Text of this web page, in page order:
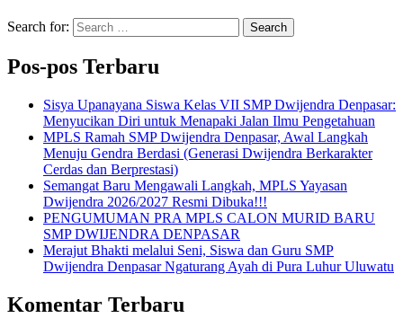
Search for: Search
Pos-pos Terbaru
Sisya Upanayana Siswa Kelas VII SMP Dwijendra Denpasar:
Menyucikan Diri untuk Menapaki Jalan Ilmu Pengetahuan
MPLS Ramah SMP Dwijendra Denpasar, Awal Langkah
Menuju Gendra Berdasi (Generasi Dwijendra Berkarakter
Cerdas dan Berprestasi)
Semangat Baru Mengawali Langkah, MPLS Yayasan
Dwijendra 2026/2027 Resmi Dibuka!!!
PENGUMUMAN PRA MPLS CALON MURID BARU
SMP DWIJENDRA DENPASAR
Merajut Bhakti melalui Seni, Siswa dan Guru SMP
Dwijendra Denpasar Ngaturang Ayah di Pura Luhur Uluwatu
Komentar Terbaru